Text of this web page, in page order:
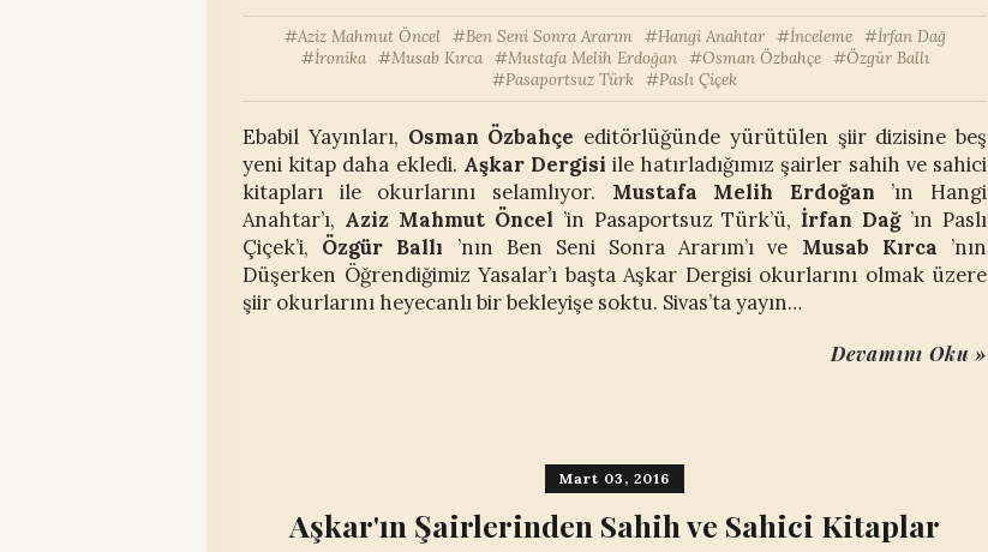
Aziz Mahmut Öncel Ben Seni Sonra Ararım Hangi Anahtar İnceleme
İrfan Dağ
İronika
Musab Kırca Mustafa Melih Erdoğan Osman Özbahçe
Özgür Ballı
Pasaportsuz Türk
Paslı Çiçek
Ebabil Yayınları, Osman Özbahçe editörlüğünde yürütülen şiir dizisine beş
yeni kitap daha ekledi. Aşkar Dergisi ile hatırladığımız şairler sahih ve sahici
kitapları ile okurlarını selamlıyor. Mustafa Melih Erdoğan ’ın Hangi
Anahtar’ı, Aziz Mahmut Öncel ’in Pasaportsuz Türk’ü,İrfan Dağ’ın Paslı
Çiçek’i, Özgür Ballı ’nın Ben Seni Sonra Ararım’ı ve Musab Kırca ’nın
Düşerken Öğrendiğimiz Yasalar’ı başta Aşkar Dergisi okurlarını olmak üzere
şiir okurlarını heyecanlı bir bekleyişe soktu. Sivas’ta yayın…
Devamını Oku »
Mart 03, 2016
Aşkar'ın Şairlerinden Sahih ve Sahici Kitaplar